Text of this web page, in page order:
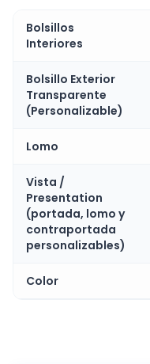
Bolsillos
Interiores
Bolsillo Exterior
Transparente
(Personalizable)
Lomo
Vista /
Presentation
(portada, lomo y
contraportada
personalizables)
Color